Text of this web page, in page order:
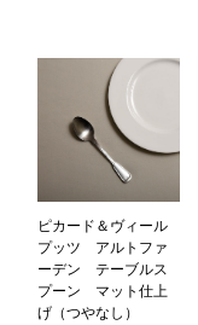
ピカード＆ヴィール
プッツ アルトファ
ーデン テーブルス
プーン マット仕上
げ（つやなし）